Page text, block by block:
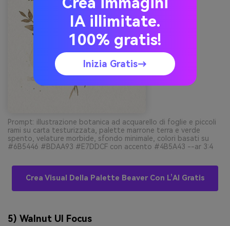
Prompt: illustrazione botanica ad acquarello di foglie e piccoli
rami su carta testurizzata, palette marrone terra e verde
spento, velature morbide, sfondo minimale, colori basati su
#6B5446 #BDAA93 #E7DDCF con accento #4B5A43 --ar 3:4
Crea Visual Della Palette Beaver Con L’AI Gratis
5) Walnut UI Focus
IA illimitate.
100% gratis!
Inizia Gratis→